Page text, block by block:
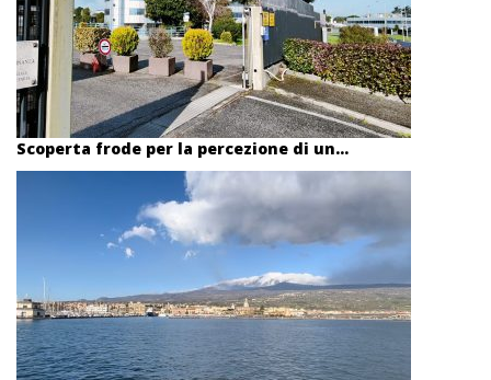
Scoperta frode per la percezione di un...